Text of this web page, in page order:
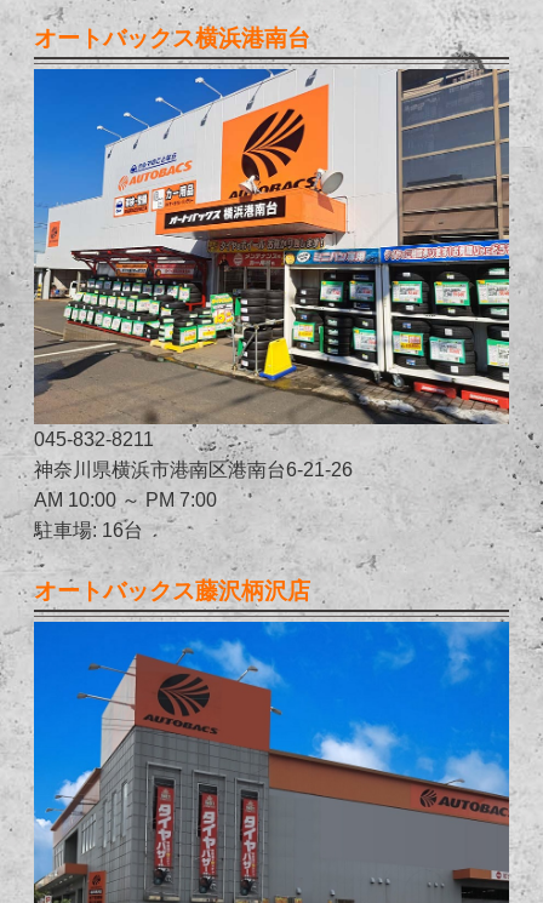
オートバックス横浜港南台
045-832-8211
神奈川県横浜市港南区港南台6-21-26
AM 10:00 ～ PM 7:00
駐車場: 16台
オートバックス藤沢柄沢店